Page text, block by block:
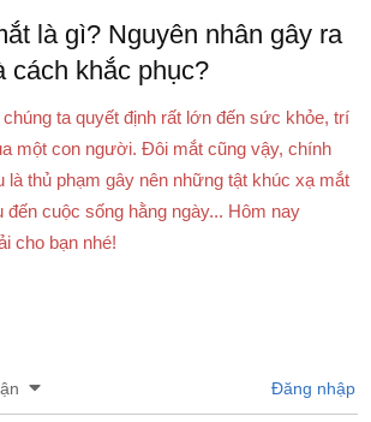
là gì? Nguyên nhân gây ra
cách khắc phục?
ta quyết định rất lớn đến sức khỏe, trí
một con người. Đôi mắt cũng vậy, chính
là thủ phạm gây nên những tật khúc xạ mắt
đến cuộc sống hằng ngày... Hôm nay
cho bạn nhé!
Đăng nhập